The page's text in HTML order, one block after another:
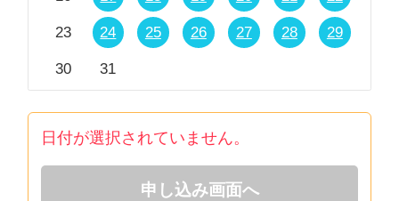
23 24 25 26 27 28 29
30 31
日付が選択されていません。
申し込み画面へ